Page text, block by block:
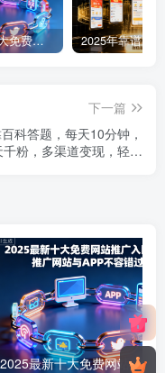
2025最新十大免费网站推广入口大全，推广网站与APP不容错过！
下一篇
科答题，每天10分钟，
千粉，多渠道变现，轻松